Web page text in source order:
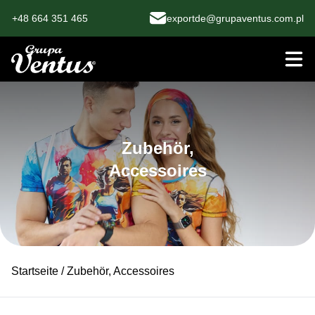
+48 664 351 465 exportde@grupaventus.com.pl
Zubehör,
Accessoires
Startseite / Zubehör, Accessoires